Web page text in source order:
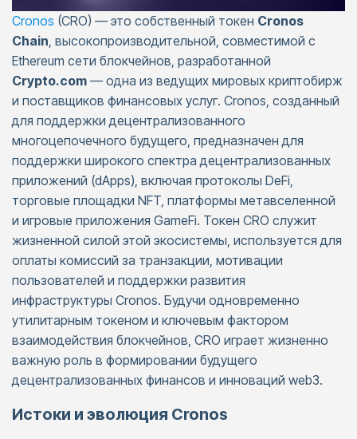
Cronos (CRO) — это собственный токен Cronos
Chain, высокопроизводительной, совместимой с
Ethereum сети блокчейнов, разработанной
Crypto.com — одна из ведущих мировых криптобирж
и поставщиков финансовых услуг. Cronos, созданный
для поддержки децентрализованного
многоцепочечного будущего, предназначен для
поддержки широкого спектра децентрализованных
приложений (dApps), включая протоколы DeFi,
торговые площадки NFT, платформы метавселенной
и игровые приложения GameFi. Токен CRO служит
жизненной силой этой экосистемы, используется для
оплаты комиссий за транзакции, мотивации
пользователей и поддержки развития
инфраструктуры Cronos. Будучи одновременно
утилитарным токеном и ключевым фактором
взаимодействия блокчейнов, CRO играет жизненно
важную роль в формировании будущего
децентрализованных финансов и инноваций web3.
Истоки и эволюция Cronos